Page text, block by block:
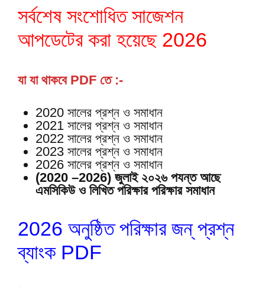
সর্বশেষ সংশোধিত সাজেশন
আপডেটের করা হয়েছে 2026
যা যা থাকবে PDF তে :-
2020 সালের প্রশ্ন ও সমাধান
2021 সালের প্রশ্ন ও সমাধান
2022 সালের প্রশ্ন ও সমাধান
2023 সালের প্রশ্ন ও সমাধান
2026 সালের প্রশ্ন ও সমাধান
(2020 –2026) জুলাই ২০২৬ পযন্ত আছে
এমসিকিউ ও লিখিত পরিক্ষার পরিক্ষার সমাধান
2026 অনুষ্ঠিত পরিক্ষার জন্ প্রশ্ন
ব্যাংক PDF